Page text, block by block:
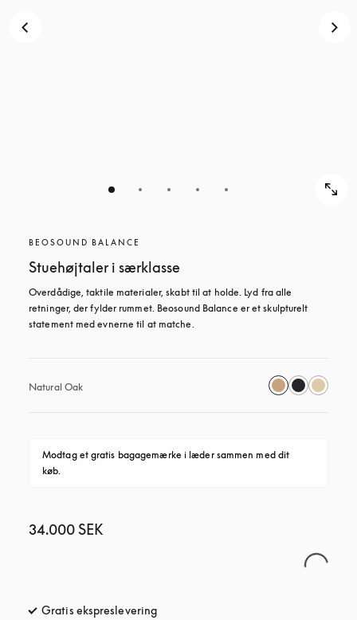
BEOSOUND BALANCE
Stuehøjtaler i særklasse
Overdådige, taktile materialer, skabt til at holde. Lyd fra alle
retninger, der fylder rummet. Beosound Balance er et skulpturelt
statement med evnerne til at matche.
Natural Oak
Modtag et gratis bagagemærke i læder sammen med dit
køb.
34.000 SEK
Gratis ekspreslevering